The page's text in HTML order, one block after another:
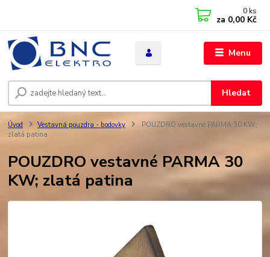
Menu
Hledat
0 ks
za 0,00 Kč
Úvod Vestavná pouzdra - bodovky
POUZDRO vestavné PARMA 30 KW;
zlatá patina
POUZDRO vestavné PARMA 30
KW; zlatá patina